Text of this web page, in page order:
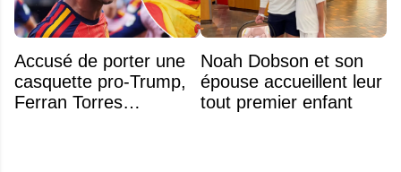
Accusé de porter une
casquette pro-Trump,
Ferran Torres
Noah Dobson et son
épouse accueillent leur
tout premier enfant